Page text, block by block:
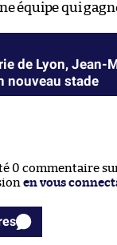
équipe qui
de Lyon, Jean-
nouveau stade
0 commentaire
en vous